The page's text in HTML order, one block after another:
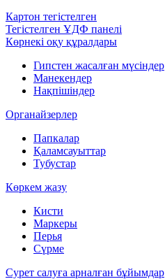
Картон тегістелген
Тегістелген ҰДФ панелі
Көрнекі оқу құралдары
Гипстен жасалған мүсіндер
Манекендер
Нақпішіндер
Органайзерлер
Папкалар
Қаламсауыттар
Тубустар
Көркем жазу
Кисти
Маркеры
Перья
Сүрме
Сурет салуға арналған бұйымдар